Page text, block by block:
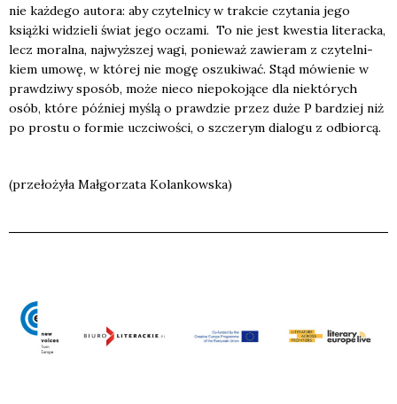
nie każ­de­go auto­ra: aby czy­tel­ni­cy w trak­cie czy­ta­nia jego
książ­ki widzie­li świat jego ocza­mi. To nie jest kwe­stia lite­rac­ka,
lecz moral­na, naj­wyż­szej wagi, ponie­waż zawie­ram z czy­tel­ni­
kiem umo­wę, w któ­rej nie mogę oszu­ki­wać. Stąd mówie­nie w
praw­dzi­wy spo­sób, może nie­co nie­po­ko­ją­ce dla nie­któ­rych
osób, któ­re póź­niej myślą o praw­dzie przez duże P bar­dziej niż
po pro­stu o for­mie uczci­wo­ści, o szcze­rym dia­lo­gu z odbior­cą.
(prze­ło­ży­ła Mał­go­rza­ta Kolan­kow­ska)